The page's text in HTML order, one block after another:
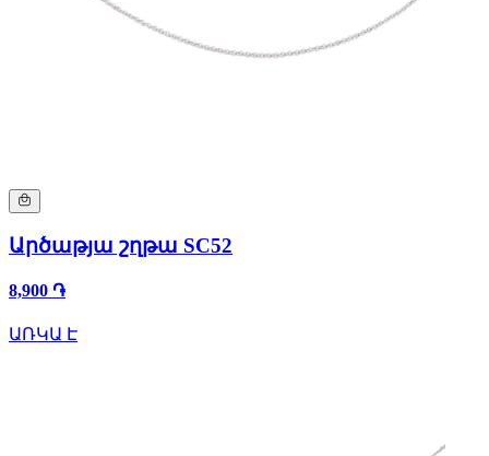
Արծաթյա շղթա SC52
8,900 ֏
ԱՌԿԱ Է